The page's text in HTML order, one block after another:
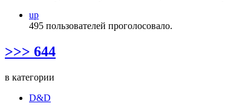
up
495 пользователей проголосовало.
>>> 644
в категории
D&D